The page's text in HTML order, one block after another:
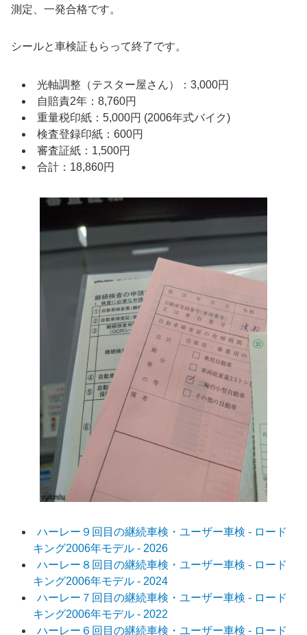
測定、一発合格です。
シールと車検証もらって終了です。
光軸調整（テスター屋さん）：3,000円
自賠責2年：8,760円
重量税印紙：5,000円 (2006年式バイク)
検査登録印紙：600円
審査証紙：1,500円
合計：18,860円
ハーレー９回目の継続車検・ユーザー車検 - ロード
キング2006年モデル - 2026
ハーレー８回目の継続車検・ユーザー車検 - ロード
キング2006年モデル - 2024
ハーレー７回目の継続車検・ユーザー車検 - ロード
キング2006年モデル - 2022
ハーレー６回目の継続車検・ユーザー車検 - ロード